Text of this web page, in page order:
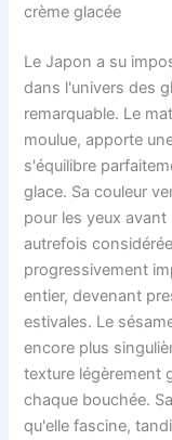
crème glacée
Le Japon a su
dans l'univers des
remarquable. Le
moulue, apporte
s'équilibre
glace. Sa couleur
pour les yeux
autrefois
progressivement
entier, devenant
estivales. Le
encore plus
texture légèrement
chaque bouchée.
qu'elle fascine,